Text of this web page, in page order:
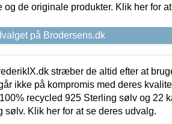
og de originale produkter. Klik her for
på Brodersens.dk
stræber de altid efter at
ikke på kompromis med deres
recycled 925 Sterling sølv og 22
sølv. Klik her for at se deres udvalg.